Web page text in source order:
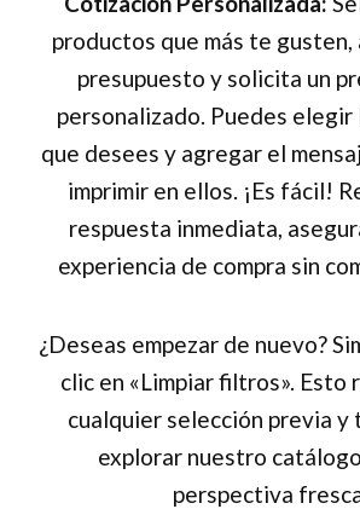
productos que más te gusten,
presupuesto y solicita un
personalizado. Puedes elegir
que desees y agregar el
imprimir en ellos. ¡Es fácil!
respuesta inmediata,
experiencia de compra sin
¿Deseas empezar de nuevo?
clic en «Limpiar filtros». Esto
cualquier selección previa y
explorar nuestro
perspectiva